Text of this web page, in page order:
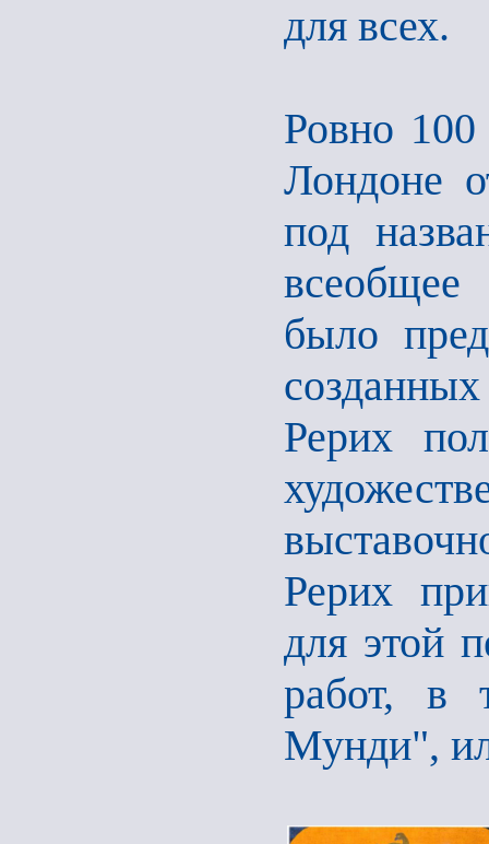
для всех.
Ровно 100
Лондоне
под
было
Рерих
Рерих
для этой
работ, в
Мунди",